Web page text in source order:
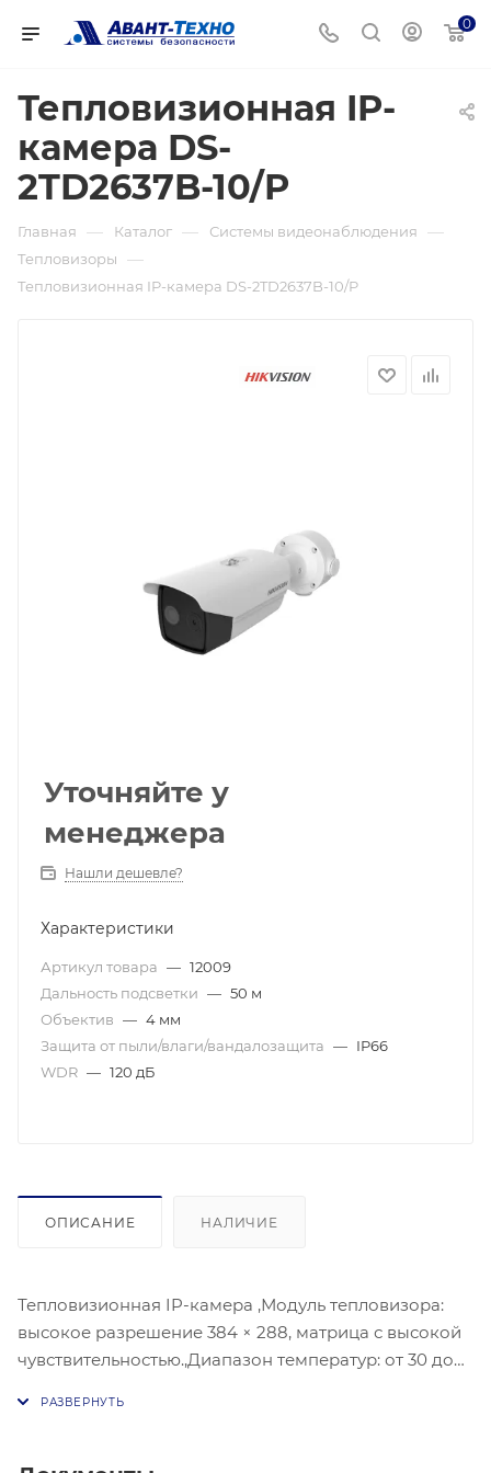
0
Тепловизионная IP-
камера DS-
2TD2637B-10/P
Главная — Каталог — Системы видеонаблюдения —
Тепловизоры —
Тепловизионная IP-камера DS-2TD2637B-10/P
Уточняйте у
менеджера
Нашли дешевле?
Характеристики
Артикул товара — 12009
Дальность подсветки — 50 м
Объектив — 4 мм
Защита от пыли/влаги/вандалозащита — IP66
WDR — 120 дБ
ОПИСАНИЕ НАЛИЧИЕ
Тепловизионная IP-камера ,Модуль тепловизора:
высокое разрешение 384 × 288, матрица с высокой
чувствительностью.,Диапазон температур: от 30 до